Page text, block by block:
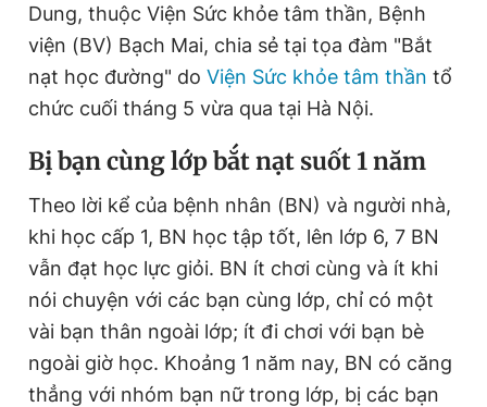
Tiện ích Bạn cần biết
Thông tin tòa soạn Liên hệ quảng cáo
Đọc Thanh Niên trên điện thoại
Theo dõi báo trên
Dung, thuộc Viện Sức khỏe tâm thần, Bệnh
viện (BV) Bạch Mai, chia sẻ tại tọa đàm "Bắt
nạt học đường" do Viện Sức khỏe tâm thần tổ
chức cuối tháng 5 vừa qua tại Hà Nội.
Bị bạn cùng lớp bắt nạt suốt 1 năm
Theo lời kể của bệnh nhân (BN) và người nhà,
khi học cấp 1, BN học tập tốt, lên lớp 6, 7 BN
vẫn đạt học lực giỏi. BN ít chơi cùng và ít khi
nói chuyện với các bạn cùng lớp, chỉ có một
vài bạn thân ngoài lớp; ít đi chơi với bạn bè
ngoài giờ học. Khoảng 1 năm nay, BN có căng
thẳng với nhóm bạn nữ trong lớp, bị các bạn